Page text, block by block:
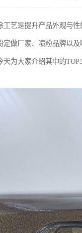
工艺是提升产品外观与
定做厂家、喷粉品牌以
天为大家介绍其中的